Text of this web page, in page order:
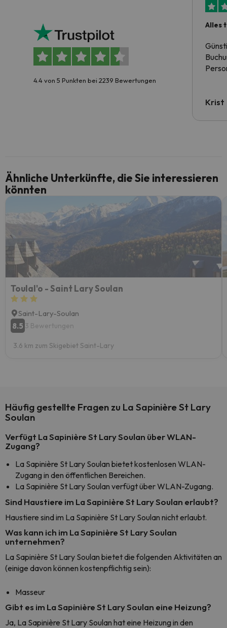
4.4 von 5 Punkten bei 2239 Bewertungen
Alles
Krist
Ähnliche Unterkünfte, die Sie interessieren
könnten
Toulal'o - Saint Lary Soulan
Saint-Lary-Soulan
8.5 3 Bewertungen
3.6 km zum Skigebiet Saint-Lary
Häufig gestellte Fragen zu La Sapinière St Lary
Soulan
Verfügt La Sapinière St Lary Soulan über WLAN-
Zugang?
La Sapinière St Lary Soulan bietet kostenlosen WLAN-
Zugang in den öffentlichen Bereichen.
La Sapinière St Lary Soulan verfügt über WLAN-Zugang.
Sind Haustiere im La Sapinière St Lary Soulan erlaubt?
Haustiere sind im La Sapinière St Lary Soulan nicht erlaubt.
Was kann ich im La Sapinière St Lary Soulan
unternehmen?
La Sapinière St Lary Soulan bietet die folgenden Aktivitäten an
(einige davon können kostenpflichtig sein):
Masseur
Gibt es im La Sapinière St Lary Soulan eine Heizung?
Ja, La Sapinière St Lary Soulan hat eine Heizung in den